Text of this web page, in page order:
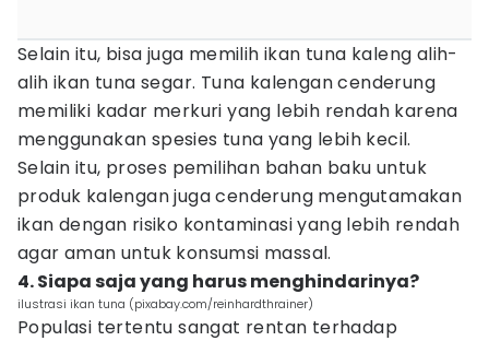
Selain itu, bisa juga memilih ikan tuna kaleng alih-
alih ikan tuna segar. Tuna kalengan cenderung
memiliki kadar merkuri yang lebih rendah karena
menggunakan spesies tuna yang lebih kecil.
Selain itu, proses pemilihan bahan baku untuk
produk kalengan juga cenderung mengutamakan
ikan dengan risiko kontaminasi yang lebih rendah
agar aman untuk konsumsi massal.
4. Siapa saja yang harus menghindarinya?
ilustrasi ikan tuna (pixabay.com/reinhardthrainer)
Populasi tertentu sangat rentan terhadap